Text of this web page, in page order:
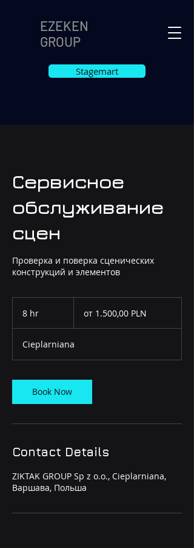
EZEKEN
GROUP
Stagemart
Сервисное
обслуживание
сцен
Проверка и поверка сценических
конструкций и элементов
8 hr
PLNот 1.500,00 PLN
Cieplarniana
Book Now
Contact Details
ZIKTAK GROUP Sp z o.o., Cieplarniana,
Варшава, Польша